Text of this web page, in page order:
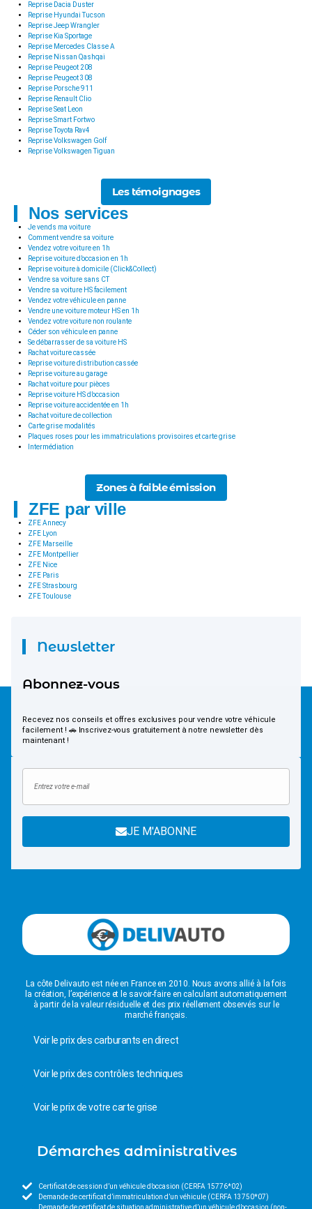
Reprise Dacia Duster
Reprise Hyundai Tucson
Reprise Jeep Wrangler
Reprise Kia Sportage
Reprise Mercedes Classe A
Reprise Nissan Qashqai
Reprise Peugeot 208
Reprise Peugeot 308
Reprise Porsche 911
Reprise Renault Clio
Reprise Seat Leon
Reprise Smart Fortwo
Reprise Toyota Rav4
Reprise Volkswagen Golf
Reprise Volkswagen Tiguan
Les témoignages
Nos services
Je vends ma voiture
Comment vendre sa voiture
Vendez votre voiture en 1h
Reprise voiture d’occasion en 1h
Reprise voiture à domicile (Click&Collect)
Vendre sa voiture sans CT
Vendre sa voiture HS facilement
Vendez votre véhicule en panne
Vendre une voiture moteur HS en 1h
Vendez votre voiture non roulante
Céder son véhicule en panne
Se débarrasser de sa voiture HS
Rachat voiture cassée
Reprise voiture distribution cassée
Reprise voiture au garage
Rachat voiture pour pièces
Reprise voiture HS d’occasion
Reprise voiture accidentée en 1h
Rachat voiture de collection
Carte grise modalités
Plaques roses pour les immatriculations provisoires et carte grise
Intermédiation
Zones à faible émission
ZFE par ville
ZFE Annecy
ZFE Lyon
ZFE Marseille
ZFE Montpellier
ZFE Nice
ZFE Paris
ZFE Strasbourg
ZFE Toulouse
Newsletter
Abonnez-vous
Recevez nos conseils et offres exclusives pour vendre votre véhicule
facilement ! 🚗 Inscrivez-vous gratuitement à notre newsletter dès
maintenant !
JE M'ABONNE
La côte Delivauto est née en France en 2010. Nous avons allié à la fois
la création, l’expérience et le savoir-faire en calculant automatiquement
à partir de la valeur résiduelle et des prix réellement observés sur le
marché français.
Voir le prix des carburants en direct
Voir le prix des contrôles techniques
Voir le prix de votre carte grise
Démarches administratives
Certificat de cession d’un véhicule d’occasion (CERFA 15776*02)
Demande de certificat d’immatriculation d’un véhicule (CERFA 13750*07)
Demande de certificat de situation administrative d’un véhicule d’occasion (non-